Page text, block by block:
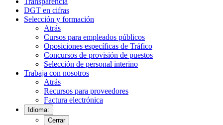
DGT en cifras
Selección y formación
Atrás
Cursos para empleados públicos
Oposiciones específicas de Tráfico
Concursos de provisión de puestos
Selección de personal interino
Trabaja con nosotros
Atrás
Recursos para proveedores
Factura electrónica
Idioma:
Cerrar